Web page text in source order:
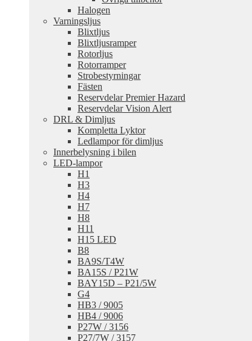
Halogen
Varningsljus
Blixtljus
Blixtljusramper
Rotorljus
Rotorramper
Strobestyrningar
Fästen
Reservdelar Premier Hazard
Reservdelar Vision Alert
DRL & Dimljus
Kompletta Lyktor
Ledlampor för dimljus
Innerbelysning i bilen
LED-lampor
H1
H3
H4
H7
H8
H11
H15 LED
B8
BA9S/T4W
BA15S / P21W
BAY15D – P21/5W
G4
HB3 / 9005
HB4 / 9006
P27W / 3156
P27/7W / 3157